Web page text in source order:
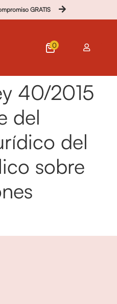
GRATIS
0
40/2015
del
del
sobre